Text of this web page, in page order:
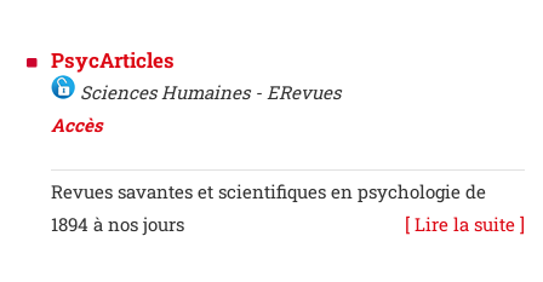
PsycArticles
Sciences Humaines - ERevues
Accès
Revues savantes et scientifiques en psychologie de
1894 à nos jours
[ Lire la suite ]